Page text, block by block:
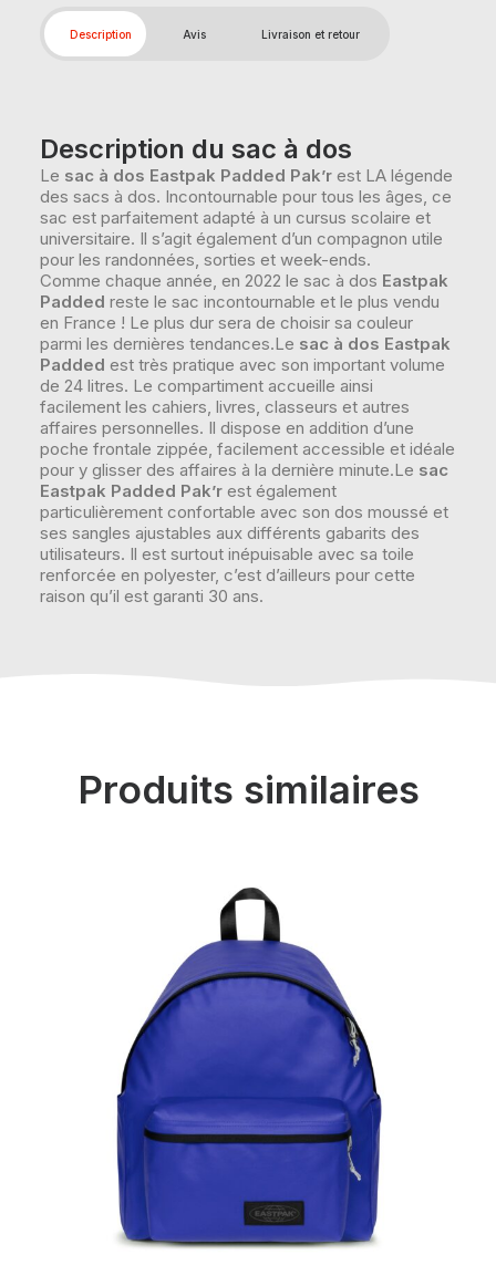
Description Avis Livraison et retour
Description du sac à dos
Le sac à dos Eastpak Padded Pak’r est LA légende
des sacs à dos. Incontournable pour tous les âges, ce
sac est parfaitement adapté à un cursus scolaire et
universitaire. Il s’agit également d’un compagnon utile
pour les randonnées, sorties et week-ends.
Comme chaque année, en 2022 le sac à dos Eastpak
Padded reste le sac incontournable et le plus vendu
en France ! Le plus dur sera de choisir sa couleur
parmi les dernières tendances.Le sac à dos Eastpak
Padded est très pratique avec son important volume
de 24 litres. Le compartiment accueille ainsi
facilement les cahiers, livres, classeurs et autres
affaires personnelles. Il dispose en addition d’une
poche frontale zippée, facilement accessible et idéale
pour y glisser des affaires à la dernière minute.Le sac
Eastpak Padded Pak’r est également
particulièrement confortable avec son dos moussé et
ses sangles ajustables aux différents gabarits des
utilisateurs. Il est surtout inépuisable avec sa toile
renforcée en polyester, c’est d’ailleurs pour cette
raison qu’il est garanti 30 ans.
Produits similaires